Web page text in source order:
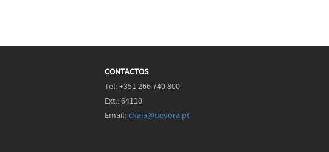
CONTACTOS
Tel: +351 266 740 800
Ext.: 64110
Email:chaia@uevora.pt